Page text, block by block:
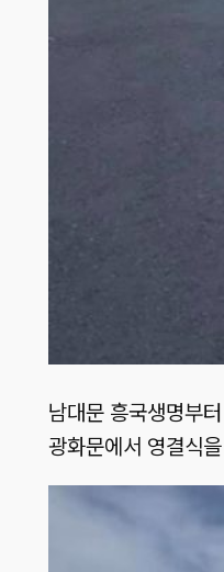
남대문 흥국생명부
광화문에서 영결식